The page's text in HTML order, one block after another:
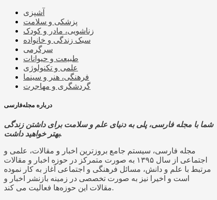
آشپزی
پزشکی و سلامت
زناشویی، مادر و کودک
سبک زندگی و خانواده
سرگرمی
طبیعت و حیوانات
علمی و تکنولوژی
فرهنگی، هنر و سینما
گردشگری و مهاجرت
درباره مجله‌فارسی
شما با مجله فارسی، پلی به دنیای علم و سلامت برای داشتن زندگی
بهتر خواهید داشت.
مجله فارسی، سیستم جامع بروزترین اخبار و مقالات، علمی و
اجتماعی از سال ۱۳۹۵ به صورت متمرکز در حوزه اخبار و مقالات
مرتبط با علم و دانش، مسائل فرهنگی و اجتماعی آغاز به کار نموده
است و اخیرا نیز به صورت تخصصی در زمینه بازنشر اخبار و
مقالات این حوزه‌ها فعالیت می کند.